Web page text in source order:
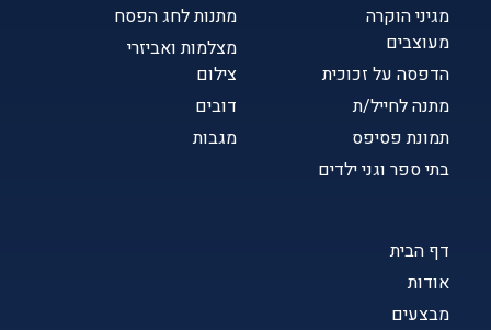
דף הבית
אודות
מבצעים
מגיני הוקרה
מעוצבים
הדפסה על זכוכית
מתנה לחייל/ת
תמונת פסיפס
בתי ספר וגני ילדים
מתנות לחג הפסח
מצלמות ואביזרי
צילום
דובים
מגבות